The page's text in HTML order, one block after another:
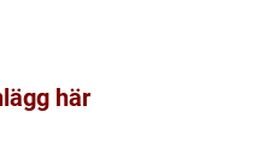
här